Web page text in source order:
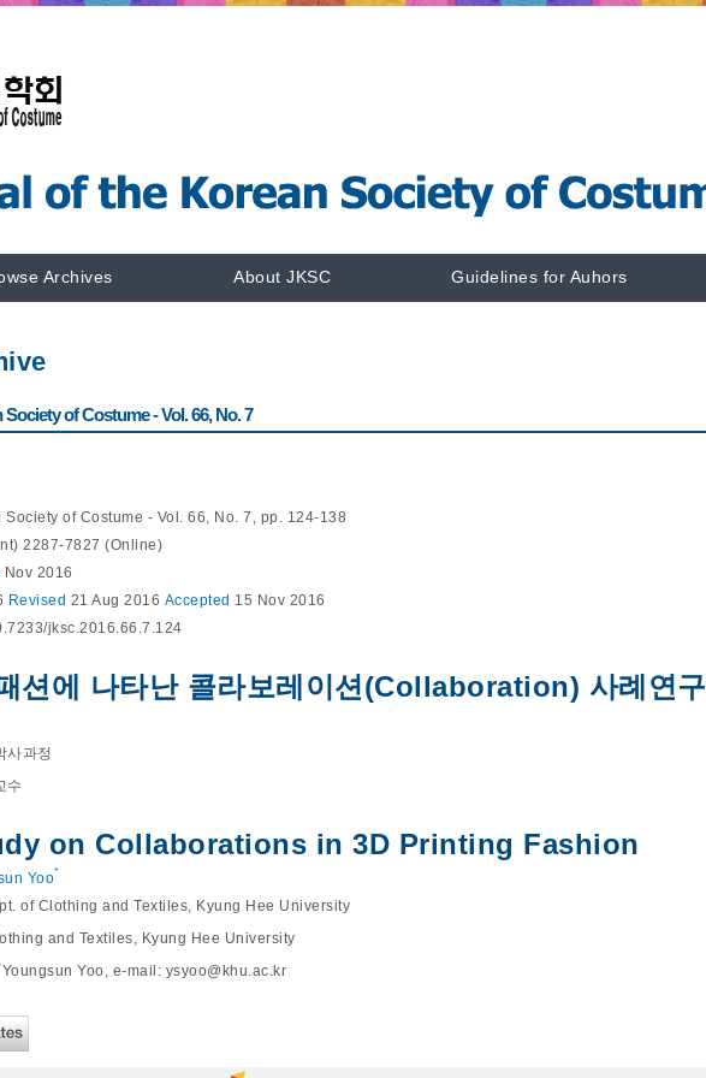
Archives About JKSC Guidelines for Auhors
of Costume - Vol. 66, No. 7
of Costume - Vol. 66, No. 7, pp. 124-138
2287-7827 (Online)
Nov 2016
Revised 21 Aug 2016 Accepted 15 Nov 2016
jksc.2016.66.7.124
션에 나타난 콜라보레이션(Collaboration) 사례연구
사과정
수
on Collaborations in 3D Printing Fashion
Yoo⁺
of Clothing and Textiles, Kyung Hee University
and Textiles, Kyung Hee University
Youngsun Yoo, e-mail: ysyoo@khu.ac.kr